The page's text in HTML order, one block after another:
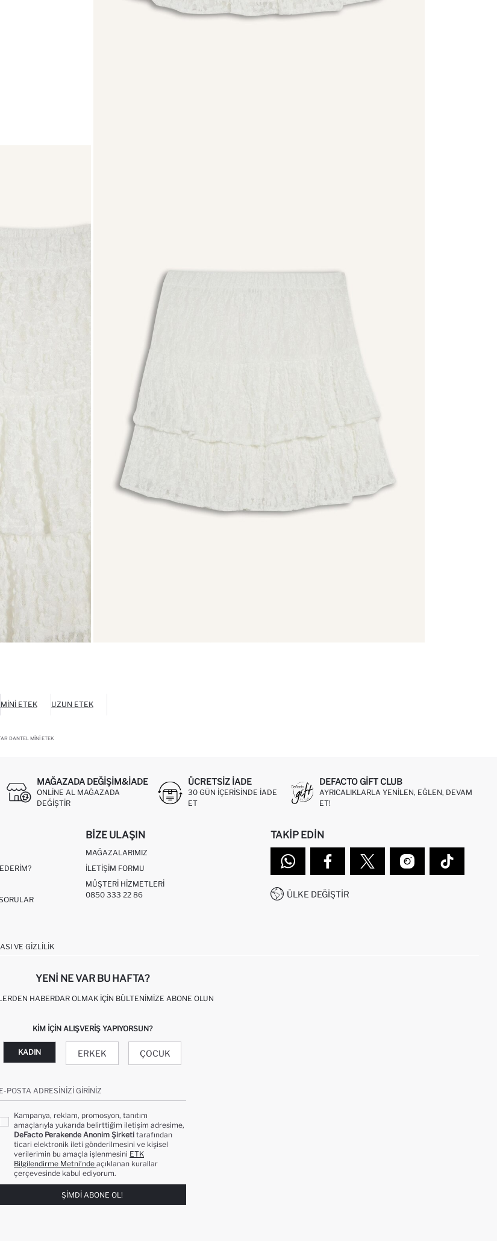
MINI ETEK UZUN ETEK
DANTEL MINI ETEK
MAĞAZADA DEĞIŞIM&İADE
ONLINE AL MAĞAZADA
DEĞIŞTIR
ÜCRETSIZ IADE
30 GÜN IÇERISINDE IADE
ET
DEFACTO GIFT CLUB
AYRICALIKLARLA YENILEN, EĞLEN, DEVAM
ET!
VE GIZLILIK
BIZE ULAŞIN
MAĞAZALARIMIZ
İLETIŞIM FORMU
MÜŞTERI HIZMETLERI
0850 333 22 86
TAKIP EDIN
ÜLKE DEĞIŞTIR
YENI NE VAR BU HAFTA?
HABERDAR OLMAK İÇIN BÜLTENIMIZE ABONE OLUN
KIM IÇIN ALIŞVERIŞ YAPIYORSUN?
KADIN ERKEK ÇOCUK
E-POSTA ADRESINIZI GIRINIZ
Kampanya, reklam, promosyon, tanıtım
amaçlarıyla yukarıda belirttiğim iletişim adresime,
DeFacto Perakende Anonim Şirketi tarafından
ticari elektronik ileti gönderilmesini ve kişisel
verilerimin bu amaçla işlenmesini ETK
Bilgilendirme Metni’nde açıklanan kurallar
çerçevesinde kabul ediyorum.
ŞIMDI ABONE OL!